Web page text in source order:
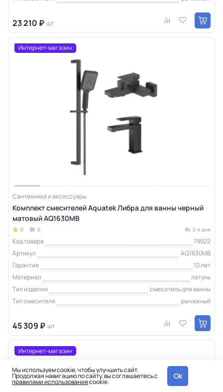
23 210 ₽ шт
Интернет-магазин
Сантехника и аксессуары
Комплект смесителей Aquatek Либра для ванны черный
матовый AQ1630MB
0 0 2-4 дня
Код товара
79922
Артикул
AQ1630MB
Гарантия
10 лет
Материал
латунь
Тип изделия
смеситель для ванны
Тип смесителя
рычажный
45 309 ₽ шт
Интернет-магазин
Мы используем cookie, чтобы улучшить сайт.
Продолжая навигацию по сайту, вы соглашаетесь с
правилами использованияcookie.
Ok